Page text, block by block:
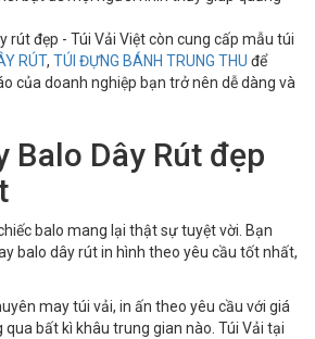
rút đẹp - Túi Vải Việt còn cung cấp mẫu túi
RÚT, TÚI ĐỰNG BÁNH TRUNG THU để
của doanh nghiệp bạn trở nên dễ dàng và
Balo Dây Rút đẹp
balo mang lại thật sự tuyệt vời. Bạn
balo dây rút in hình theo yêu cầu tốt nhất,
may túi vải, in ấn theo yêu cầu với giá
bất kì khâu trung gian nào. Túi Vải tại